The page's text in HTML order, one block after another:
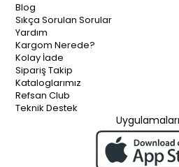
Blog
Sıkça Sorulan Sorular
Yardım
Kargom Nerede?
Kolay İade
Sipariş Takip
Kataloglarımız
Refsan Club
Teknik Destek